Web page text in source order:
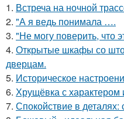
1. Встреча на ночной
2. "А я ведь понимала ….
3. "Не могу поверить, что
4. Открытые шкафы со
дверцам.
5. Историческое
6. Хрущёвка с характером
7. Спокойствие в